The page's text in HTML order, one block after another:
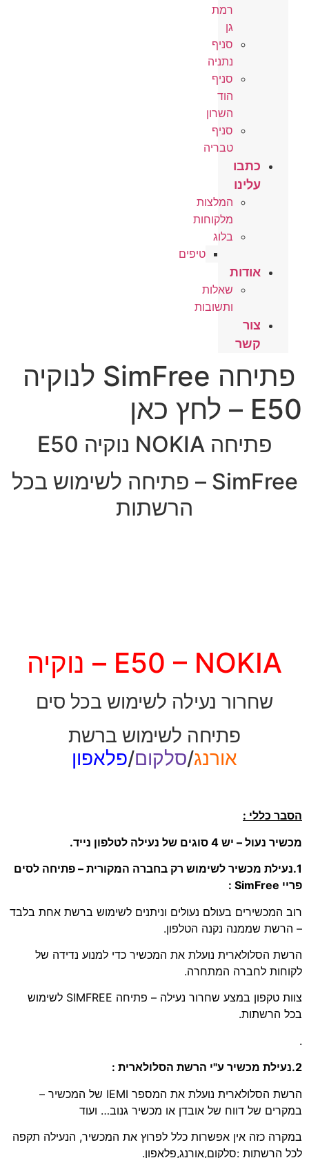
רמת
גן
סניף
נתניה
סניף
הוד
השרון
סניף
טבריה
כתבו
עלינו
המלצות
מלקוחות
בלוג
טיפים
אודות
שאלות
ותשובות
צור
קשר
פתיחה SimFree לנוקיה
E50 – לחץ כאן
פתיחה NOKIA נוקיה E50
SimFree – פתיחה לשימוש בכל
הרשתות
E50 – NOKIA – נוקיה
שחרור נעילה לשימוש בכל סים
פתיחה לשימוש ברשת
אורנג/סלקום/פלאפון
הסבר כללי :
מכשיר נעול – יש 4 סוגים של נעילה לטלפון נייד.
1.נעילת מכשיר לשימוש רק בחברה המקורית – פתיחה לסים
פריי SimFree :
רוב המכשירים בעולם נעולים וניתנים לשימוש ברשת אחת בלבד
– הרשת שממנה נקנה הטלפון.
הרשת הסלולארית נועלת את המכשיר כדי למנוע נדידה של
לקוחות לחברה המתחרה.
צוות טקפון במצע שחרור נעילה – פתיחה SIMFREE לשימוש
בכל הרשתות.
.
2.נעילת מכשיר ע"י הרשת הסלולארית :
הרשת הסלולארית נועלת את המספר IEMI של המכשיר –
במקרים של דווח של אובדן או מכשיר גנוב… ועוד
במקרה כזה אין אפשרות כלל לפרוץ את המכשיר, הנעילה תקפה
לכל הרשתות :סלקום,אורנג,פלאפון.